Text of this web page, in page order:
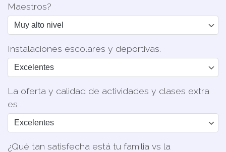
Maestros?
Instalaciones escolares y deportivas.
La oferta y calidad de actividades y clases extra
es
¿Qué tan satisfecha está tu familia vs la